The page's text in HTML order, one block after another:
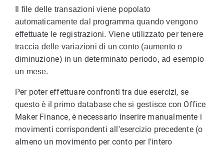
Il file delle transazioni viene popolato
automaticamente dal programma quando vengono
effettuate le registrazioni. Viene utilizzato per tenere
traccia delle variazioni di un conto (aumento o
diminuzione) in un determinato periodo, ad esempio
un mese.
Per poter effettuare confronti tra due esercizi, se
questo è il primo database che si gestisce con Office
Maker Finance, è necessario inserire manualmente i
movimenti corrispondenti all'esercizio precedente (o
almeno un movimento per conto per l'intero